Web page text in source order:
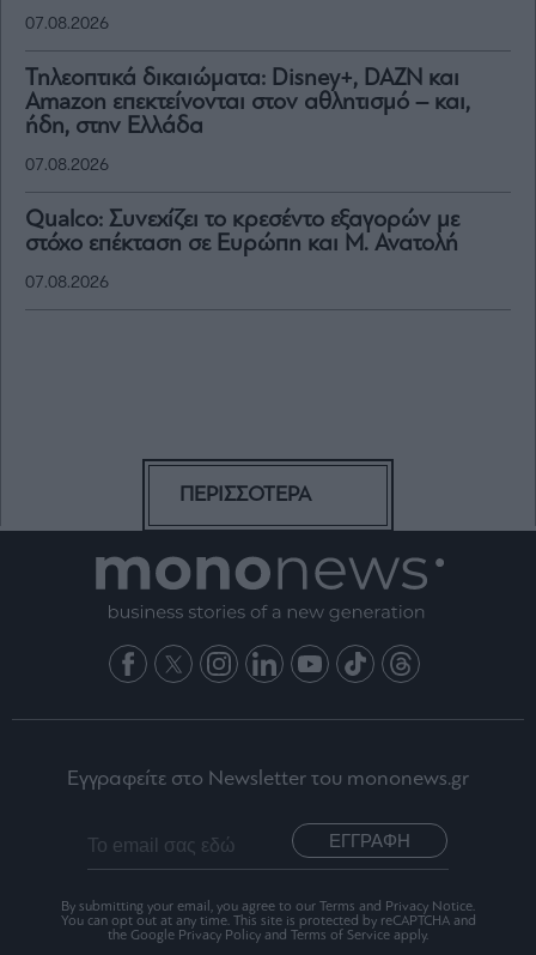
07.08.2026
Τηλεοπτικά δικαιώματα: Disney+, DAZN και
Amazon επεκτείνονται στον αθλητισμό – και,
ήδη, στην Ελλάδα
07.08.2026
Qualco: Συνεχίζει το κρεσέντο εξαγορών με
στόχο επέκταση σε Ευρώπη και Μ. Ανατολή
07.08.2026
ΠΕΡΙΣΣΟΤΕΡΑ
Εγγραφείτε στο Newsletter του mononews.gr
ΕΓΓΡΑΦΗ
By submitting your email, you agree to our Terms and Privacy Notice.
You can opt out at any time. This site is protected by reCAPTCHA and
the Google Privacy Policy and Terms of Service apply.